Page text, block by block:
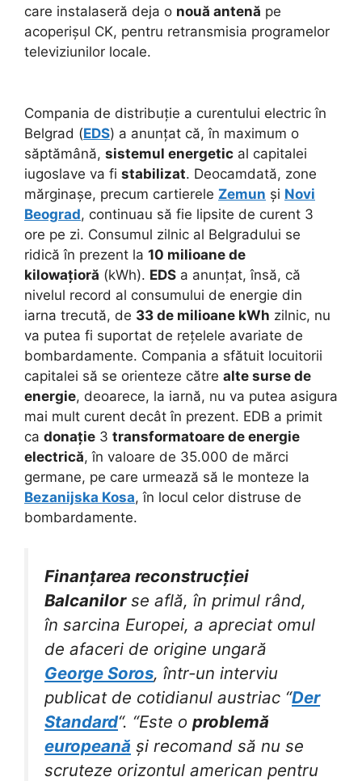
care instalaseră deja o nouă antenă pe
acoperișul CK, pentru retransmisia programelor
televiziunilor locale.
Compania de distribuție a curentului electric în
Belgrad (EDS) a anunțat că, în maximum o
săptămână, sistemul energetic al capitalei
iugoslave va fi stabilizat. Deocamdată, zone
mărginașe, precum cartierele Zemun și Novi
Beograd, continuau să fie lipsite de curent 3
ore pe zi. Consumul zilnic al Belgradului se
ridică în prezent la 10 milioane de
kilowațioră (kWh). EDS a anunțat, însă, că
nivelul record al consumului de energie din
iarna trecută, de 33 de milioane kWh zilnic, nu
va putea fi suportat de rețelele avariate de
bombardamente. Compania a sfătuit locuitorii
capitalei să se orienteze către alte surse de
energie, deoarece, la iarnă, nu va putea asigura
mai mult curent decât în prezent. EDB a primit
ca donație 3 transformatoare de energie
electrică, în valoare de 35.000 de mărci
germane, pe care urmează să le monteze la
Bezanijska Kosa, în locul celor distruse de
bombardamente.
Finanțarea reconstrucției
Balcanilorse află, în primul rând,
în sarcina Europei, a apreciat omul
de afaceri de origine ungară
George Soros, într-un interviu
publicat de cotidianul austriac “Der
Standard“. “Este o problemă
europeană și recomand să nu se
scruteze orizontul american pentru